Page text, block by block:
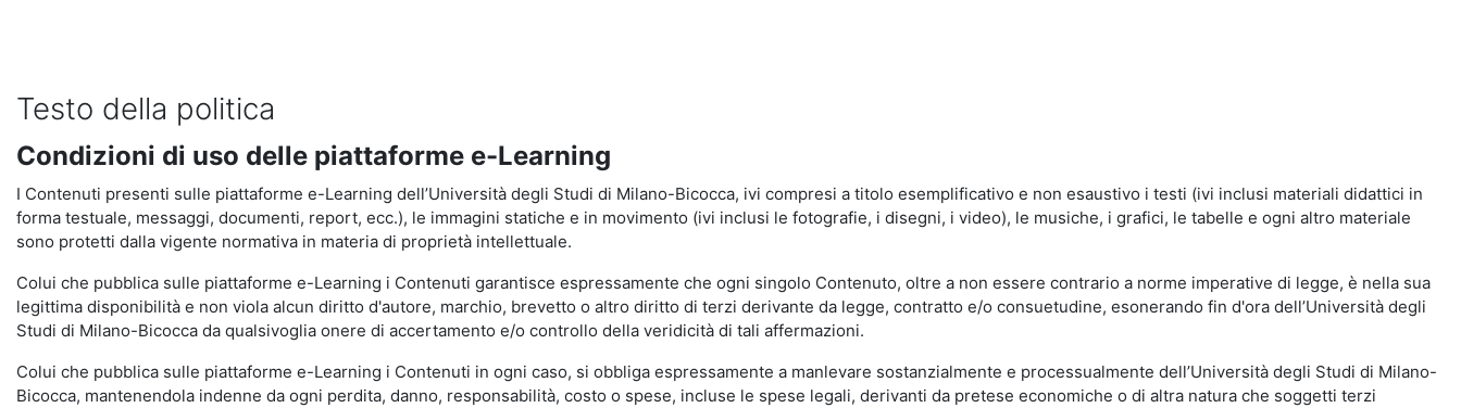
Testo della politica
Condizioni di uso delle piattaforme e-Learning
I Contenuti presenti sulle piattaforme e-Learning dell’Università degli Studi di Milano-Bicocca, ivi compresi a titolo esemplificativo e non esaustivo i testi (ivi inclusi materiali didattici in
forma testuale, messaggi, documenti, report, ecc.), le immagini statiche e in movimento (ivi inclusi le fotografie, i disegni, i video), le musiche, i grafici, le tabelle e ogni altro materiale
sono protetti dalla vigente normativa in materia di proprietà intellettuale.
Colui che pubblica sulle piattaforme e-Learning i Contenuti garantisce espressamente che ogni singolo Contenuto, oltre a non essere contrario a norme imperative di legge, è nella sua
legittima disponibilità e non viola alcun diritto d'autore, marchio, brevetto o altro diritto di terzi derivante da legge, contratto e/o consuetudine, esonerando fin d'ora dell’Università degli
Studi di Milano-Bicocca da qualsivoglia onere di accertamento e/o controllo della veridicità di tali affermazioni.
Colui che pubblica sulle piattaforme e-Learning i Contenuti in ogni caso, si obbliga espressamente a manlevare sostanzialmente e processualmente dell’Università degli Studi di Milano-
Bicocca, mantenendola indenne da ogni perdita, danno, responsabilità, costo o spese, incluse le spese legali, derivanti da pretese economiche o di altra natura che soggetti terzi